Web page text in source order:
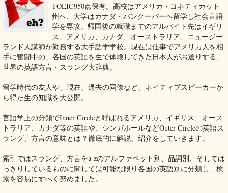
TOEIC950点保有。高校はアメリカ・コネティカット
州へ、大学はカナダ・バンクーバーへ留学し社会言語
学を専攻。帰国後の就職までのアルバイト先はイギリ
ス、アメリカ、カナダ、オーストラリア、ニュージー
ランド人講師が勤務する大手語学学校。現在は仕事でアメリカ人を相
手に奮闘中の、各国の英語を生で体験してきた日本人がお送りする、
世界の英語方言・スラング大辞典。
留学時代の友人や、現在、過去の同僚など、ネイティブスピーカーか
ら得た生の知識を大公開。
言語学上の分類でInner Circleと呼ばれるアメリカ、イギリス、オース
トラリア、カナダ等の英語や、シンガポールなどOuter Circleの英語ス
ラング、方言の意味とは？徹底的に解説、紹介をしていきます。
索引ではスラング、方言をa-zのアルファベット別、品詞別、そしては
っきりしているものに関しては可能な限り各国の英語別に分類し、検
索を容易にすべく努めました。